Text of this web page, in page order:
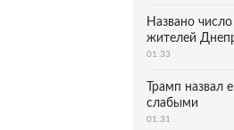
Названо
жителей
01:33
Трамп назвал
слабыми
01:31